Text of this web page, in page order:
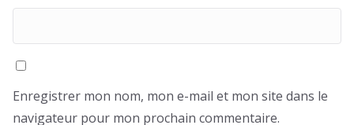
Enregistrer mon nom, mon e-mail et mon site dans le
navigateur pour mon prochain commentaire.